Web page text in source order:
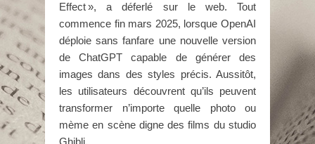
Effect », a déferlé sur le web. Tout
commence fin mars 2025, lorsque OpenAI
déploie sans fanfare une nouvelle version
de ChatGPT capable de générer des
images dans des styles précis. Aussitôt,
les utilisateurs découvrent qu’ils peuvent
transformer n’importe quelle photo ou
mème en scène digne des films du studio
Ghibli.